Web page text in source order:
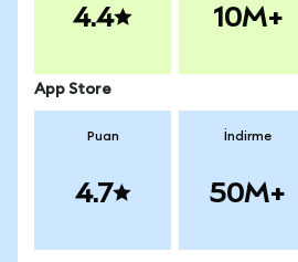
4.4 10M+
App Store
Puan
4.7
İndirme
50M+